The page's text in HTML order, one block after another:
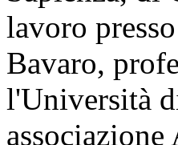
lavoro
Bavaro,
l'Università